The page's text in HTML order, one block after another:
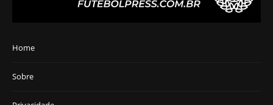
Home
Sobre